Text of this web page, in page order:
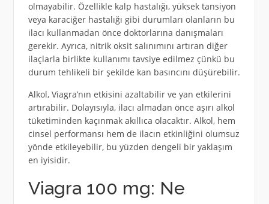
olmayabilir. Özellikle kalp hastalığı, yüksek tansiyon
veya karaciğer hastalığı gibi durumları olanların bu
ilacı kullanmadan önce doktorlarına danışmaları
gerekir. Ayrıca, nitrik oksit salınımını artıran diğer
ilaçlarla birlikte kullanımı tavsiye edilmez çünkü bu
durum tehlikeli bir şekilde kan basıncını düşürebilir.
Alkol, Viagra’nın etkisini azaltabilir ve yan etkilerini
artırabilir. Dolayısıyla, ilacı almadan önce aşırı alkol
tüketiminden kaçınmak akıllıca olacaktır. Alkol, hem
cinsel performansı hem de ilacın etkinliğini olumsuz
yönde etkileyebilir, bu yüzden dengeli bir yaklaşım
en iyisidir.
Viagra 100 mg: Ne